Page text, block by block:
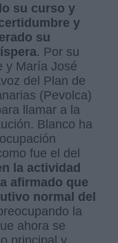
su curso y
y
su
. Por su
y María José
del Plan de
(Pevolca)
llamar a la
Blanco ha
fue el del
la actividad
afirmado que
normal del
la
ahora se
principal y